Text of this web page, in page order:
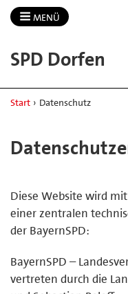
MENÜ
SPD Dorfen
Start › Datenschutz
Diese Website wird
einer zentralen
der BayernSPD:
BayernSPD –
vertreten durch die